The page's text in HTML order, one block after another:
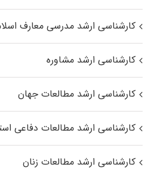
کارشناسی ارشد مدرسی معارف
کارشناسی ارشد مشاوره
کارشناسی ارشد مطالعات جهان
کارشناسی ارشد مطالعات دفاعی
کارشناسی ارشد مطالعات زنان